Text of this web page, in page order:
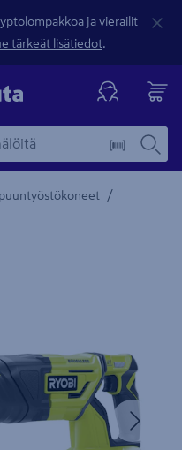
ja vierailit
tärkeät lisätiedot.
/
kuvaus -